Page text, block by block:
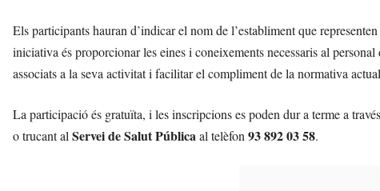
Els participants hauran d’indicar el nom de l’establiment que
iniciativa és proporcionar les eines i coneixements necessaris al
associats a la seva activitat i facilitar el compliment de la normativa
La participació és gratuïta, i les inscripcions es poden dur a terme a
o trucant al Servei de Salut Pública al telèfon 93 892 03 58.